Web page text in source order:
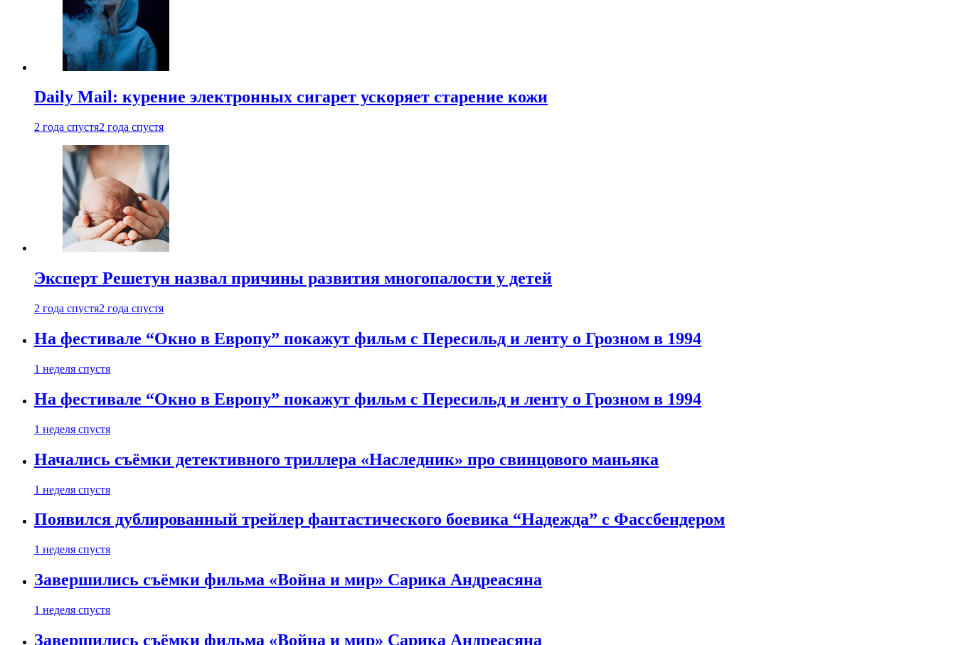
Daily Mail: курение электронных сигарет ускоряет старение кожи
2 года спустя2 года спустя
Эксперт Решетун назвал причины развития многопалости у детей
2 года спустя2 года спустя
На фестивале “Окно в Европу” покажут фильм с Пересильд и ленту о Грозном в 1994
1 неделя спустя
На фестивале “Окно в Европу” покажут фильм с Пересильд и ленту о Грозном в 1994
1 неделя спустя
Начались съёмки детективного триллера «Наследник» про свинцового маньяка
1 неделя спустя
Появился дублированный трейлер фантастического боевика “Надежда” с Фассбендером
1 неделя спустя
Завершились съёмки фильма «Война и мир» Сарика Андреасяна
1 неделя спустя
Завершились съёмки фильма «Война и мир» Сарика Андреасяна